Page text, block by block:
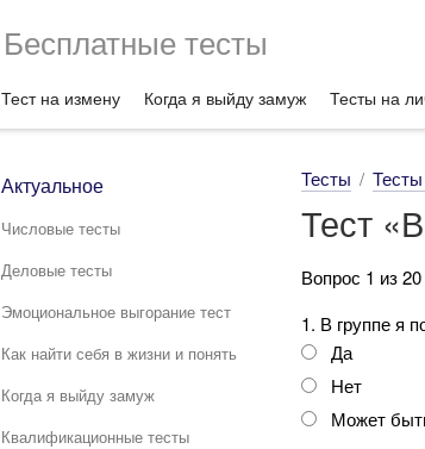
Бесплатные тесты
Тест на измену Когда я выйду замуж Тесты на
Актуальное
Числовые тесты
Деловые тесты
Эмоциональное выгорание тест
Как найти себя в жизни и понять
Когда я выйду замуж
Квалификационные тесты
Тесты
Тест
Вопрос 1 из 20
1. В группе я
Да
Нет
Может